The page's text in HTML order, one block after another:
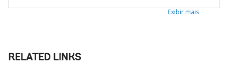
Exibir mais
RELATED LINKS